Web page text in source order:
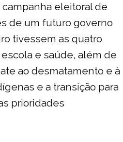
eleitoral de
de um futuro governo
tivessem as quatro
e saúde, além de
ao desmatamento e à
e a transição para
prioridades